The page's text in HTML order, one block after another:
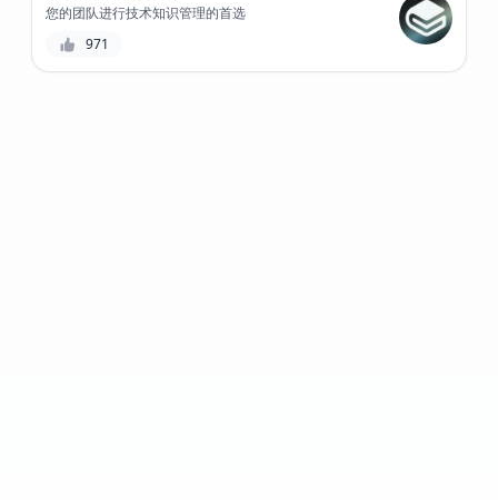
您的团队进行技术知识管理的首选
971